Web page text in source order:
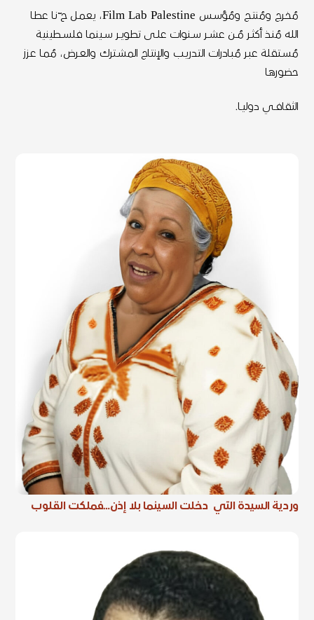
مُخـرج ومُنتـج ومُؤسـس Film Lab Palestine، يعمـل ح ّنـا عطـا
الله مُنـذ أكثــر مُــن عشــر ســنوات علــى تطويــر ســينما فلســطينية
مُســتقلة عبـر مُبـادرات التدريـب والإنتـاج المشـترك والعـرض، مُمـا عـزز
حضورهـا
الثقافــي دوليــا.
وردية السيدة التي دخلت السينما بلا إذن…فملكت القلوب